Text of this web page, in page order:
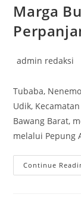
Marga
Post
admin redaksi
Tubaba,
Udik,
Bawang Barat,
melalui Pepung
Continue